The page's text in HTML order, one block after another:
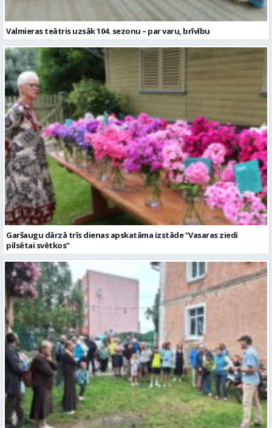
Valmieras teātris uzsāk 104. sezonu – par varu, brīvību
Garšaugu dārzā trīs dienas apskatāma izstāde “Vasaras ziedi
pilsētai svētkos”